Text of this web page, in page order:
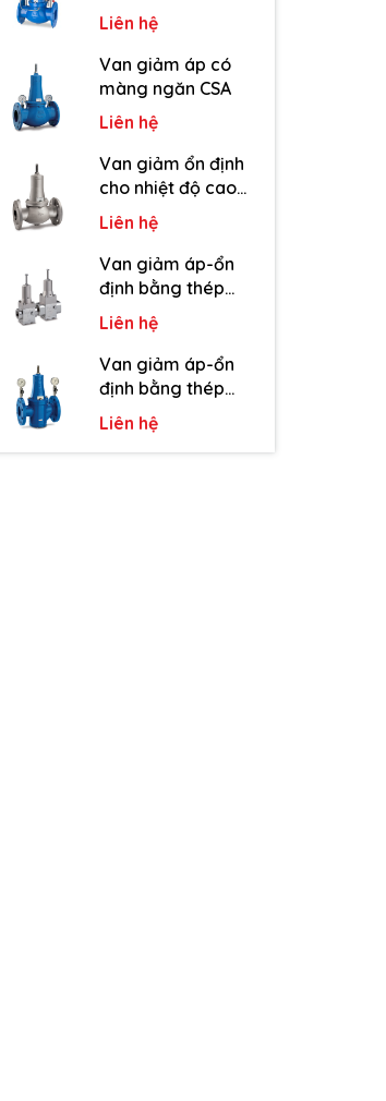
Liên hệ
Van giảm áp có
màng ngăn CSA
Liên hệ
Van giảm ổn định
cho nhiệt độ cao
CSA
Liên hệ
Van giảm áp-ổn
định bằng thép
không gỉ CSA
Liên hệ
Van giảm áp-ổn
định bằng thép
cacbon CSA
Liên hệ